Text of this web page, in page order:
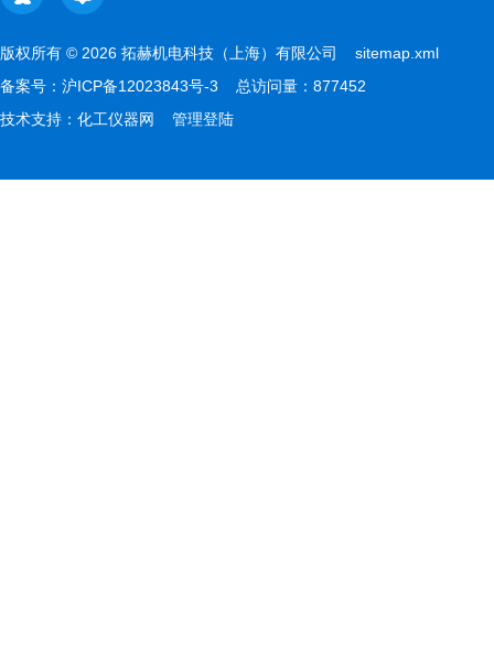
版权所有 © 2026 拓赫机电科技（上海）有限公司 sitemap.xml
备案号： 沪ICP备12023843号-3 总访问量：877452
技术支持： 化工仪器网 管理登陆